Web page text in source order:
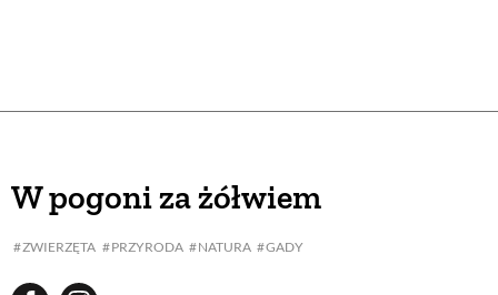
W pogoni za żółwiem
ZWIERZĘTA PRZYRODA NATURA GADY